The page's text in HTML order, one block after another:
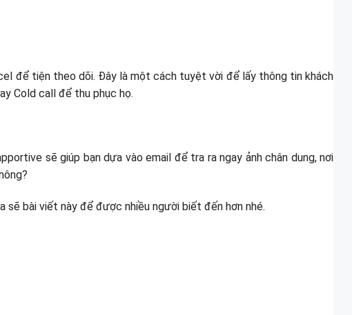
để tiện theo dõi. Đây là một cách tuyệt vời để lấy thông tin khách
Cold call để thu phục họ.
sẽ giúp bạn dựa vào email để tra ra ngay ảnh chân dung, nơi
bài viết này để được nhiều người biết đến hơn nhé.